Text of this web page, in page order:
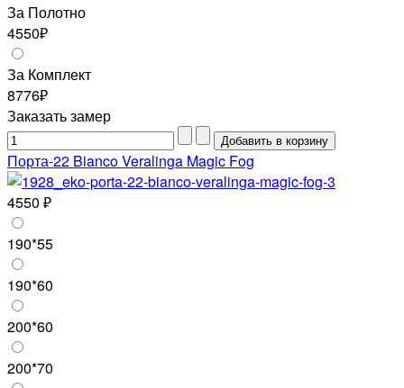
За Полотно
4550₽
За Комплект
8776₽
Заказать замер
Порта-22 Bianco Veralinga Magic Fog
4550 ₽
190*55
190*60
200*60
200*70